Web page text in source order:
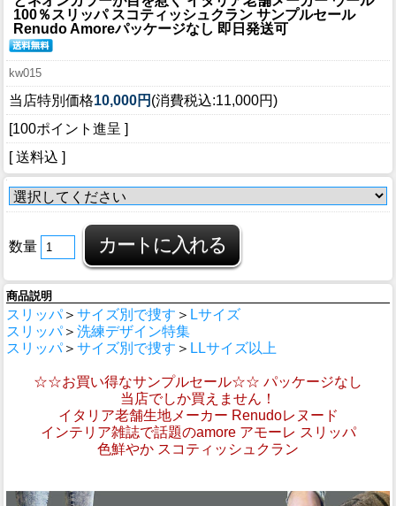
100％ スリッパ スコティッシュクラン サンプルセール
Renudo Amoreパッケージなし 即日発送可
kw015
当店特別価格10,000円 (消費税込:11,000円)
[100ポイント進呈 ]
[ 送料込 ]
数量
商品説明
スリッパ＞ サイズ別で捜す ＞ Lサイズ
スリッパ＞ 洗練デザイン特集
スリッパ＞ サイズ別で捜す ＞ LLサイズ以上
☆☆お買い得なサンプルセール☆☆ パッケージなし
当店でしか買えません！
イタリア老舗生地メーカー Renudoレヌード
インテリア雑誌で話題のamore アモーレ スリッパ
色鮮やか スコティッシュクラン